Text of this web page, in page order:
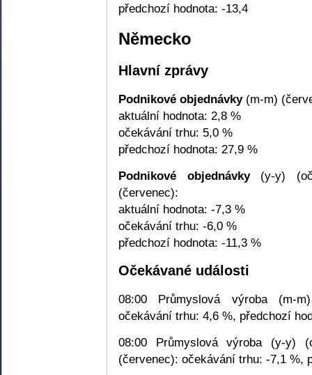
předchozí hodnota: -13,4
Německo
Hlavní zprávy
Podnikové objednávky(m-m)
aktuální hodnota: 2,8 %
očekávání trhu: 5,0 %
předchozí hodnota: 27,9 %
Podnikové objednávky(y-y)
(červenec):
aktuální hodnota: -7,3 %
očekávání trhu: -6,0 %
předchozí hodnota: -11,3 %
Očekávané události
08:00 Průmyslová výroba (m-
očekávání trhu: 4,6 %, předchozí
08:00 Průmyslová výroba (y-y)
(červenec): očekávání trhu: -7,1 %,